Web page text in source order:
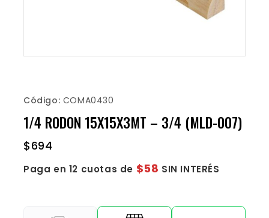
Código: COMA0430
1/4 RODON 15X15X3MT – 3/4 (MLD-007)
$694
Paga en 12 cuotas de $58 SIN INTERÉS